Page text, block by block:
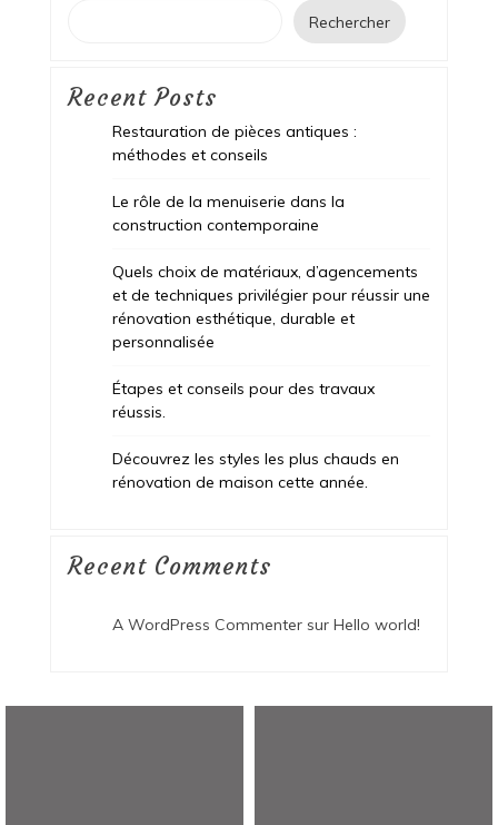
Rechercher
Recent Posts
Restauration de pièces antiques :
méthodes et conseils
Le rôle de la menuiserie dans la
construction contemporaine
Quels choix de matériaux, d’agencements
et de techniques privilégier pour réussir une
rénovation esthétique, durable et
personnalisée
Étapes et conseils pour des travaux
réussis.
Découvrez les styles les plus chauds en
rénovation de maison cette année.
Recent Comments
A WordPress Commentersur Hello world!